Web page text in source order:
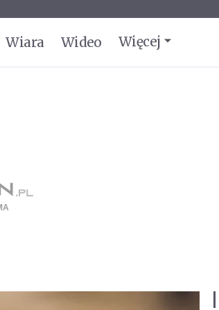
Wiara Wideo Więcej